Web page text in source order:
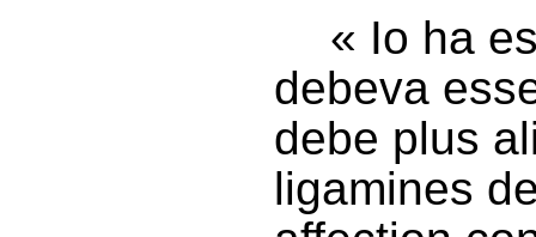
« Io ha
debeva
debe plus
ligamines